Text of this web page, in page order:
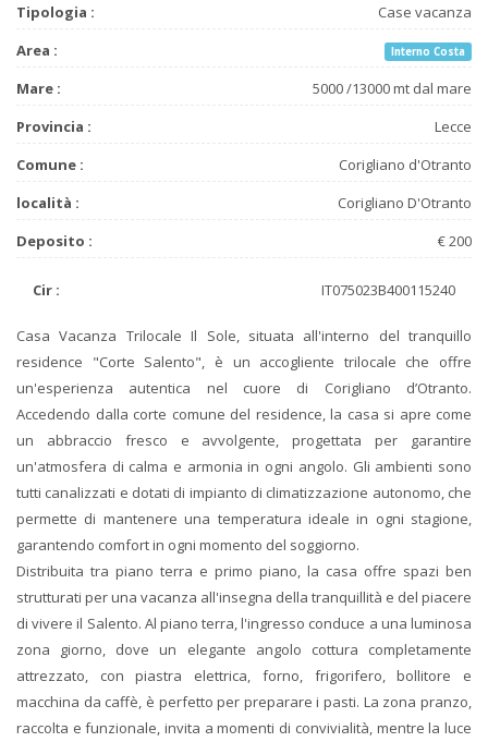
Tipologia :
Case vacanza
Area :
Interno Costa
Mare :
5000 /13000 mt dal mare
Provincia :
Lecce
Comune :
Corigliano d'Otranto
località :
Corigliano D'Otranto
Deposito :
€ 200
Cir : IT075023B400115240
Casa Vacanza Trilocale Il Sole, situata all'interno del tranquillo
residence "Corte Salento", è un accogliente trilocale che offre
un'esperienza autentica nel cuore di Corigliano d’Otranto.
Accedendo dalla corte comune del residence, la casa si apre come
un abbraccio fresco e avvolgente, progettata per garantire
un'atmosfera di calma e armonia in ogni angolo. Gli ambienti sono
tutti canalizzati e dotati di impianto di climatizzazione autonomo, che
permette di mantenere una temperatura ideale in ogni stagione,
garantendo comfort in ogni momento del soggiorno.
Distribuita tra piano terra e primo piano, la casa offre spazi ben
strutturati per una vacanza all'insegna della tranquillità e del piacere
di vivere il Salento. Al piano terra, l'ingresso conduce a una luminosa
zona giorno, dove un elegante angolo cottura completamente
attrezzato, con piastra elettrica, forno, frigorifero, bollitore e
macchina da caffè, è perfetto per preparare i pasti. La zona pranzo,
raccolta e funzionale, invita a momenti di convivialità, mentre la luce